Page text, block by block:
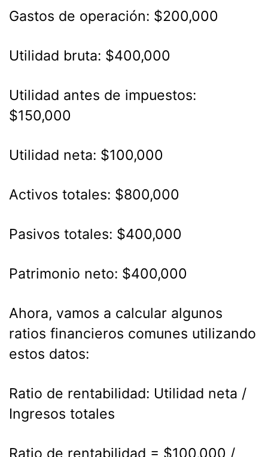
Gastos de operación: $200,000
Utilidad bruta: $400,000
Utilidad antes de impuestos:
$150,000
Utilidad neta: $100,000
Activos totales: $800,000
Pasivos totales: $400,000
Patrimonio neto: $400,000
Ahora, vamos a calcular algunos
ratios financieros comunes utilizando
estos datos:
Ratio de rentabilidad: Utilidad neta /
Ingresos totales
Ratio de rentabilidad = $100,000 /